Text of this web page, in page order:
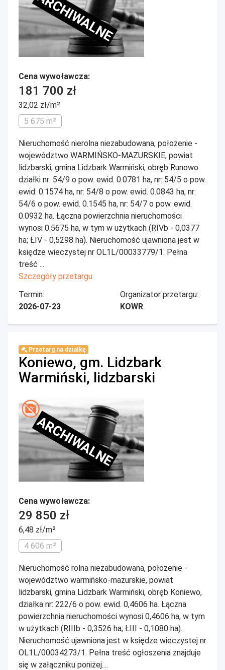
ARCHIWALNE
Cena wywoławcza:
181 700 zł
32,02 zł/m²
5 675 m²
Nieruchomość nierolna niezabudowana, położenie -
województwo WARMIŃSKO-MAZURSKIE, powiat
lidzbarski, gmina Lidzbark Warmiński, obręb Runowo
działki nr: 54/9 o pow. ewid. 0.0781 ha, nr: 54/5 o pow.
ewid. 0.1574 ha, nr: 54/8 o pow. ewid. 0.0843 ha, nr:
54/6 o pow. ewid. 0.1545 ha, nr: 54/7 o pow. ewid.
0.0932 ha. Łączna powierzchnia nieruchomości
wynosi 0.5675 ha, w tym w użytkach (RIVb - 0,0377
ha; ŁIV - 0,5298 ha). Nieruchomość ujawniona jest w
księdze wieczystej nr OL1L/00033779/1. Pełna
treść ...
Szczegóły przetargu
Termin:
2026-07-23
Organizator przetargu:
KOWR
Przetarg na działkę
Koniewo, gm. Lidzbark
Warmiński, lidzbarski
ARCHIWALNE
Cena wywoławcza:
29 850 zł
6,48 zł/m²
4 606 m²
Nieruchomość rolna niezabudowana, położenie -
województwo warmińsko-mazurskie, powiat
lidzbarski, gmina Lidzbark Warmiński, obręb Koniewo,
działka nr: 222/6 o pow. ewid. 0,4606 ha. Łączna
powierzchnia nieruchomości wynosi 0,4606 ha, w tym
w użytkach (RIIIb - 0,3526 ha; ŁIII - 0,1080 ha).
Nieruchomość ujawniona jest w księdze wieczystej nr
OL1L/00034273/1. Pełna treść ogłoszenia znajduje
się w załączniku poniżej....